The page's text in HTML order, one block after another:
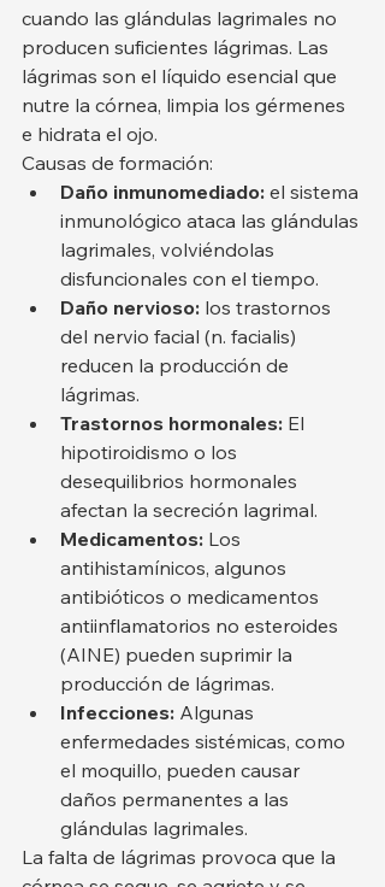
cuando las glándulas lagrimales no
producen suficientes lágrimas. Las
lágrimas son el líquido esencial que
nutre la córnea, limpia los gérmenes
e hidrata el ojo.
Causas de formación:
Daño inmunomediado: el sistema
inmunológico ataca las glándulas
lagrimales, volviéndolas
disfuncionales con el tiempo.
Daño nervioso: los trastornos
del nervio facial (n. facialis)
reducen la producción de
lágrimas.
Trastornos hormonales: El
hipotiroidismo o los
desequilibrios hormonales
afectan la secreción lagrimal.
Medicamentos: Los
antihistamínicos, algunos
antibióticos o medicamentos
antiinflamatorios no esteroides
(AINE) pueden suprimir la
producción de lágrimas.
Infecciones: Algunas
enfermedades sistémicas, como
el moquillo, pueden causar
daños permanentes a las
glándulas lagrimales.
La falta de lágrimas provoca que la